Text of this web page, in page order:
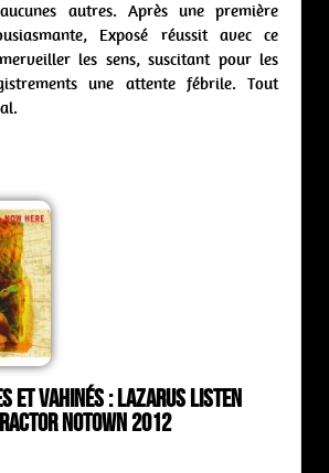
autres. Après une première
Exposé réussit avec ce
les sens, suscitant pour les
une attente fébrile. Tout
et Vahinés : lazarus listen
Notown 2012